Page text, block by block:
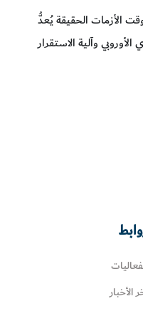
الأزمات الحقيقة يُعدُّ
المركزي الأوروبي وآلية الاستقرار
الأخبار